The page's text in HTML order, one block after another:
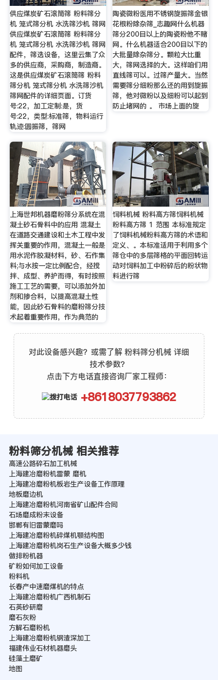
供应煤炭矿石滚筒筛 粉料筛分
机 笼式筛分机 水洗筛沙机 筛网
供应煤炭矿石滚筒筛 粉料筛分
机 笼式筛分机 水洗筛沙机 筛网
配件，筛选设备，这里云集了众
多的供应商，采购商，制造商。
这是供应煤炭矿石滚筒筛 粉料
筛分机 笼式筛分机 水洗筛沙机
筛网配件的详细页面。订货
号:22，加工定制:是，货
号:22，类型:标准筛，物料运行
轨迹:圆振筛，筛网
陶瓷微粉医用不锈钢旋振筛金银
花根粉除杂筛_志趣网什么机器
筛分200目以上的陶瓷粉他不赌
网。什么机器适合200目以下的
大批量除杂筛分。颗粒大比重
大，筛网选择的大。这样咱们用
直线筛可以。过筛产量大。当然
需要筛分细粉那么还的用到旋振
筛，他对微粉以及细粉可以起到
防止堵网的 。 市场上面的旋
上海世邦机器磨粉筛分系统在混
凝土砂石骨料中的应用 混凝土
在道路交通建设和土木工程中发
挥关重要的作用，混凝土一般是
用水泥作胶凝材料，砂、石作集
料;与水按一定比例配合，经搅
拌、成型、养护而得，有时按照
施工工艺的需要，可以添加外加
剂和掺合料，以提高混凝土性
能，因此砂石骨料的磨粉筛分技
术起着重要作用，作为典范的
饲料机械 粉料高方筛饲料机械
粉料高方筛 1 范围 本标准规定
了饲料机械粉料高方筛的术语和
定义、。本标准适用于利用多个
筛仓中的多层筛格的平面回转运
动对饲料加工中粉碎后的粉状物
料进行筛
对此设备感兴趣？或需了解 粉料筛分机械 详细
技术参数？
点击下方电话直接咨询厂家工程师：
+8618037793862
粉料筛分机械 相关推荐
高速公路碎石加工机械
上海建冶磨粉机雷蒙 磨机
上海建冶磨粉机板岩生产设备工作原理
地板磨边机
上海建冶磨粉机河南省矿山配件合同
石场磨成粉末设备
邯郸有旧雷蒙磨吗
上海建冶磨粉机碎煤机颚结构图
上海建冶磨粉机岗石生产设备大概多少钱
做排粉机器
矿粉如何加工设备
粉料机
长春产中速磨煤机的特点
上海建冶磨粉机广西机制石
石英砂研磨
磨石灰粉
方解石磨粉机
上海建冶磨粉机钢渣深加工
福建伟业石材机器磨头
硅藻土磨矿
地图